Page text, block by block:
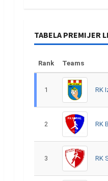
TABELA PREMIJER
Rank Teams
1 RK
2 RK
3 RK